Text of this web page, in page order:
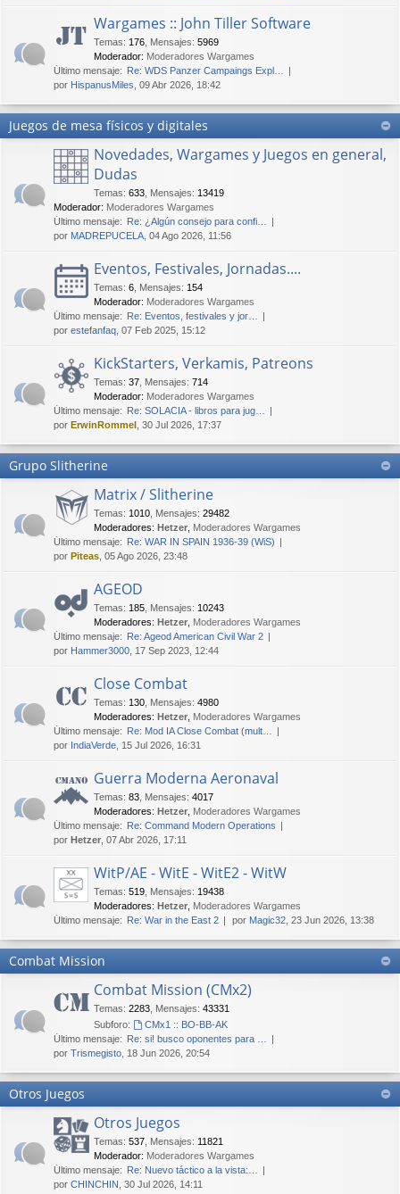
Wargames :: John Tiller Software
Temas: 176 Mensajes: 5969
Moderador: Moderadores Wargames
Último mensaje: Re: WDS Panzer Campaings Expl…
por HispanusMiles , 09 Abr 2026, 18:42
Juegos de mesa físicos y digitales
Novedades, Wargames y Juegos en general,
Dudas
Temas: 633 Mensajes: 13419
Moderador: Moderadores Wargames
Último mensaje: Re: ¿Algún consejo para confi…
por MADREPUCELA , 04 Ago 2026, 11:56
Eventos, Festivales, Jornadas....
Temas: 6 Mensajes: 154
Moderador: Moderadores Wargames
Último mensaje: Re: Eventos, festivales y jor…
por estefanfaq , 07 Feb 2025, 15:12
KickStarters, Verkamis, Patreons
Temas: 37 Mensajes: 714
Moderador: Moderadores Wargames
Último mensaje: Re: SOLACIA - libros para jug…
por ErwinRommel , 30 Jul 2026, 17:37
Grupo Slitherine
Matrix / Slitherine
Temas: 1010 Mensajes: 29482
Moderadores: Hetzer Moderadores Wargames
Último mensaje: Re: WAR IN SPAIN 1936-39 (WiS)
por Piteas , 05 Ago 2026, 23:48
AGEOD
Temas: 185 Mensajes: 10243
Moderadores: Hetzer Moderadores Wargames
Último mensaje: Re: Ageod American Civil War 2
por Hammer3000 , 17 Sep 2023, 12:44
Close Combat
Temas: 130 Mensajes: 4980
Moderadores: Hetzer Moderadores Wargames
Último mensaje: Re: Mod IA Close Combat (mult…
por IndiaVerde , 15 Jul 2026, 16:31
Guerra Moderna Aeronaval
Temas: 83 Mensajes: 4017
Moderadores: Hetzer Moderadores Wargames
Último mensaje: Re: Command Modern Operations
por Hetzer , 07 Abr 2026, 17:11
WitP/AE - WitE - WitE2 - WitW
Temas: 519 Mensajes: 19438
Moderadores: Hetzer Moderadores Wargames
Último mensaje: Re: War in the East 2 por Magic32 , 23 Jun 2026, 13:38
Combat Mission
Combat Mission (CMx2)
Temas: 2283 Mensajes: 43331
Subforo:
CMx1 :: BO-BB-AK
Último mensaje: Re: si! busco oponentes para …
por Trismegisto , 18 Jun 2026, 20:54
Otros Juegos
Otros Juegos
Temas: 537 Mensajes: 11821
Moderador: Moderadores Wargames
Último mensaje: Re: Nuevo táctico a la vista:…
por CHINCHIN , 30 Jul 2026, 14:11